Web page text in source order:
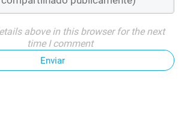
above in this browser for the next
time I comment
Enviar